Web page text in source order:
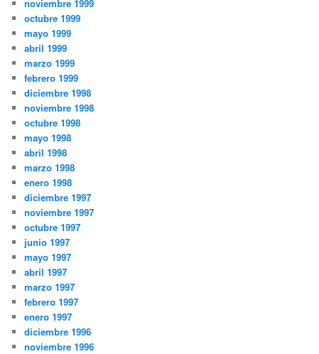
noviembre 1999
octubre 1999
mayo 1999
abril 1999
marzo 1999
febrero 1999
diciembre 1998
noviembre 1998
octubre 1998
mayo 1998
abril 1998
marzo 1998
enero 1998
diciembre 1997
noviembre 1997
octubre 1997
junio 1997
mayo 1997
abril 1997
marzo 1997
febrero 1997
enero 1997
diciembre 1996
noviembre 1996